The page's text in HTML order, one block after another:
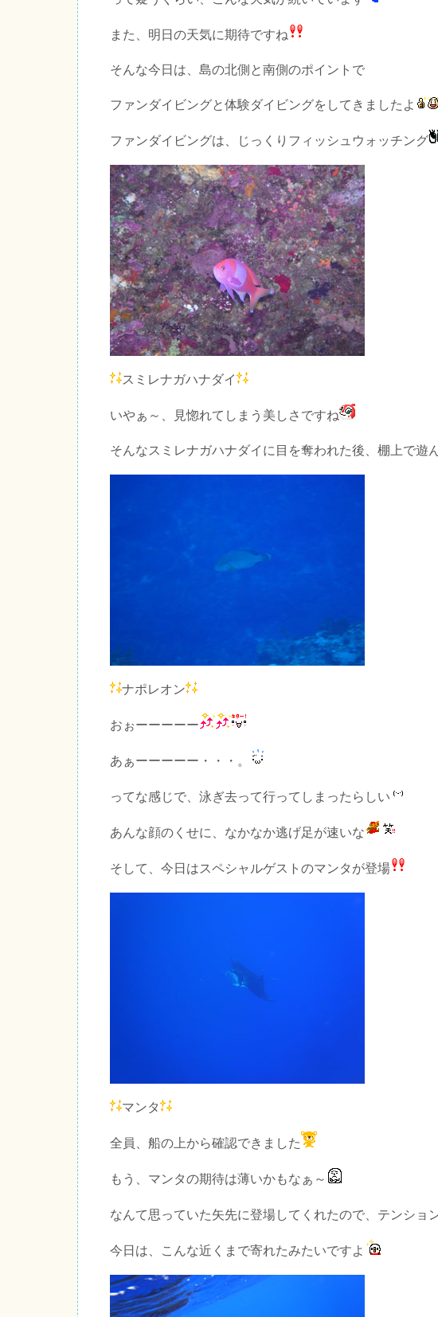
また、明日の天気に期待ですね
そんな今日は、島の北側と南側のポイントで
ファンダイビングと体験ダイビングをしてきましたよ
ファンダイビングは、じっくりフィッシュウォッチング
スミレナガハナダイ
いやぁ～、見惚れてしまう美しさですね
そんなスミレナガハナダイに目を奪われた後、棚上で遊
ナポレオン
おぉーーーーー
あぁーーーーー・・・。
ってな感じで、泳ぎ去って行ってしまったらしい
あんな顔のくせに、なかなか逃げ足が速いな
そして、今日はスペシャルゲストのマンタが登場
マンタ
全員、船の上から確認できました
もう、マンタの期待は薄いかもなぁ～
なんて思っていた矢先に登場してくれたので、テンショ
今日は、こんな近くまで寄れたみたいですよ